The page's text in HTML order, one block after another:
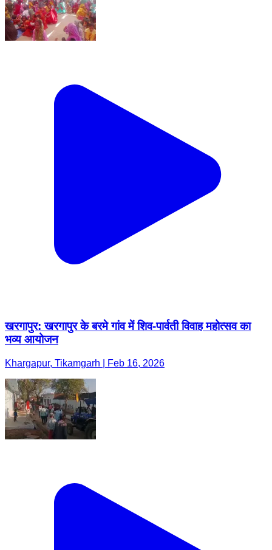
खरगापुर: खरगापुर के बरमे गांव में शिव-पार्वती विवाह महोत्सव का
भव्य आयोजन
Khargapur, Tikamgarh | Feb 16, 2026